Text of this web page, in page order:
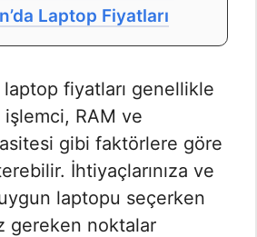
Laptop Fiyatları
laptop fiyatları genellikle
RAM ve
gibi faktörlere göre
İhtiyaçlarınıza ve
laptopu seçerken
gereken noktalar